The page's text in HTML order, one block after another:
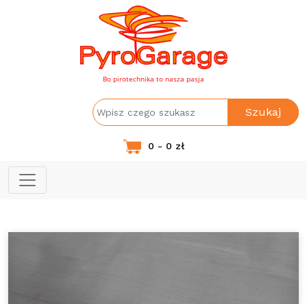
Bo pirotechnika to nasza pasja
Szukaj
0 - 0 zł